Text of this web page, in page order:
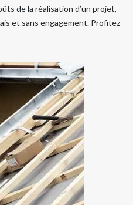
de la réalisation d’un projet,
et sans engagement. Profitez